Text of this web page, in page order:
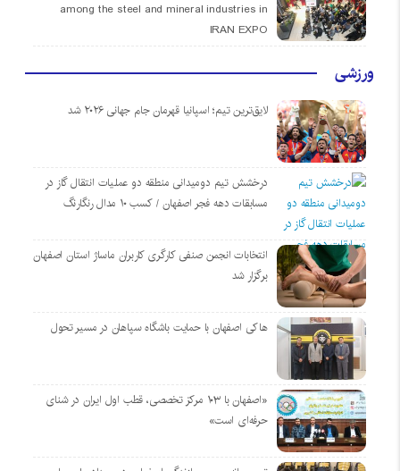
among the steel and mineral industries in
IRAN EXPO
ورزشی
لایق‌ترین تیم؛ اسپانیا قهرمان جام جهانی ۲۰۲۶ شد
درخشش تیم دومیدانی منطقه دو عملیات انتقال گاز در
مسابقات دهه فجر اصفهان / کسب ۱۰ مدال رنگارنگ
انتخابات انجمن صنفی کارگری کاربران ماساژ استان اصفهان
برگزار شد
هاکی اصفهان با حمایت باشگاه سپاهان در مسیر تحول
«اصفهان با ۱۰۳ مرکز تخصصی، قطب اول ایران در شنای
حرفه‌ای است»